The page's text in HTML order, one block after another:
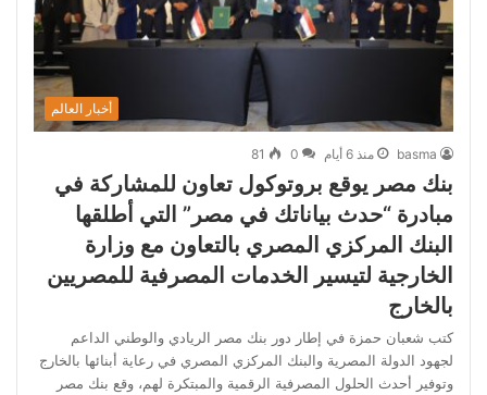
أخبار العالم
basma منذ 6 أيام 0
81
بنك مصر يوقع بروتوكول تعاون للمشاركة في
مبادرة “حدث بياناتك في مصر” التي أطلقها
البنك المركزي المصري بالتعاون مع وزارة
الخارجية لتيسير الخدمات المصرفية للمصريين
بالخارج
كتب شعبان حمزة في إطار دور بنك مصر الريادي والوطني الداعم
لجهود الدولة المصرية والبنك المركزي المصري في رعاية أبنائها بالخارج
وتوفير أحدث الحلول المصرفية الرقمية والمبتكرة لهم، وقع بنك مصر